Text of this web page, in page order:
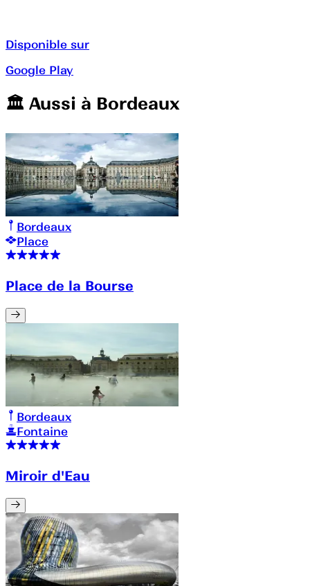
Disponible sur
Google Play
🏛️️ Aussi à Bordeaux
Bordeaux
Place
Place de la Bourse
Bordeaux
Fontaine
Miroir d'Eau